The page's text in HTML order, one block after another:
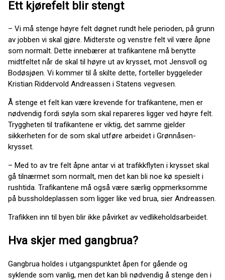
Ett kjørefelt blir stengt
– Vi må stenge høyre felt døgnet rundt hele perioden, på grunn
av jobben vi skal gjøre. Midterste og venstre felt vil være åpne
som normalt. Dette innebærer at trafikantene må benytte
midtfeltet når de skal til høyre ut av krysset, mot Jensvoll og
Bodøsjøen. Vi kommer til å skilte dette, forteller byggeleder
Kristian Riddervold Andreassen i Statens vegvesen.
Å stenge et felt kan være krevende for trafikantene, men er
nødvendig fordi søyla som skal repareres ligger ved høyre felt.
Tryggheten til trafikantene er viktig, det samme gjelder
sikkerheten for de som skal utføre arbeidet i Grønnåsen-
krysset.
– Med to av tre felt åpne antar vi at trafikkflyten i krysset skal
gå tilnærmet som normalt, men det kan bli noe kø spesielt i
rushtida. Trafikantene må også være særlig oppmerksomme
på bussholdeplassen som ligger like ved brua, sier Andreassen.
Trafikken inn til byen blir ikke påvirket av vedlikeholdsarbeidet.
Hva skjer med gangbrua?
Gangbrua holdes i utgangspunktet åpen for gående og
syklende som vanlig, men det kan bli nødvendig å stenge den i